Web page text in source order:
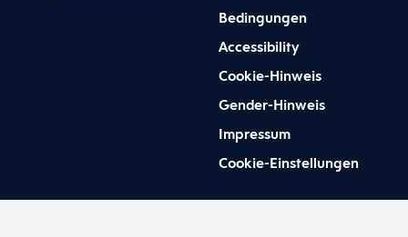
Bedingungen
Accessibility
Cookie-Hinweis
Gender-Hinweis
Impressum
Cookie-Einstellungen